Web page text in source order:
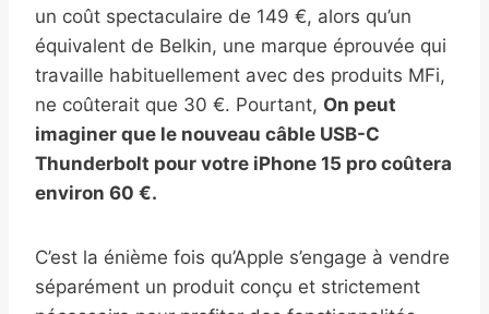
un coût spectaculaire de 149 €, alors qu’un
équivalent de Belkin, une marque éprouvée qui
travaille habituellement avec des produits MFi,
ne coûterait que 30 €. Pourtant, On peut
imaginer que le nouveau câble USB-C
Thunderbolt pour votre iPhone 15 pro coûtera
environ 60 €.
C’est la énième fois qu’Apple s’engage à vendre
séparément un produit conçu et strictement